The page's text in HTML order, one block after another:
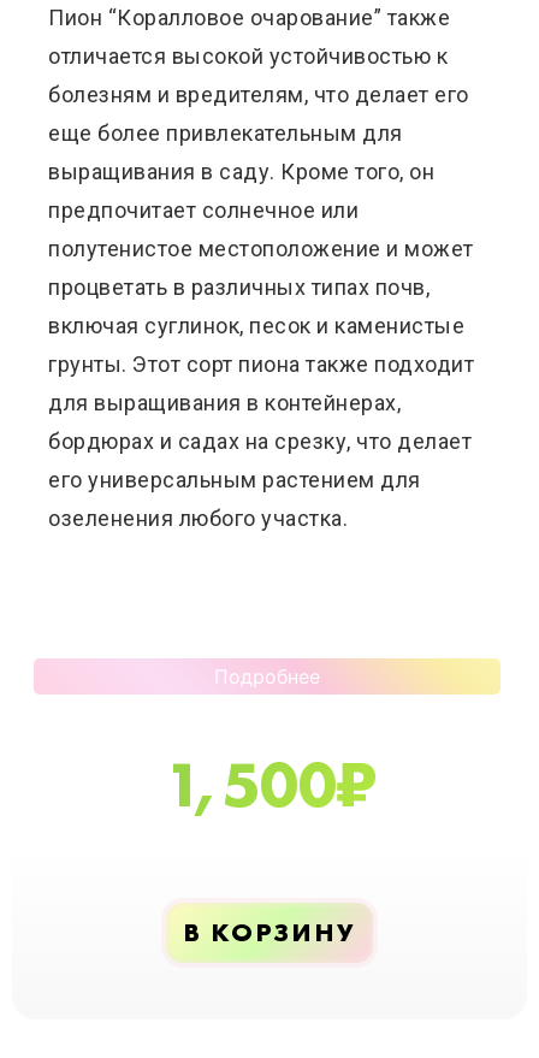
Пион “Коралловое очарование” также
отличается высокой устойчивостью к
болезням и вредителям, что делает его
еще более привлекательным для
выращивания в саду. Кроме того, он
предпочитает солнечное или
полутенистое местоположение и может
процветать в различных типах почв,
включая суглинок, песок и каменистые
грунты. Этот сорт пиона также подходит
для выращивания в контейнерах,
бордюрах и садах на срезку, что делает
его универсальным растением для
озеленения любого участка.
Подробнее
1,500₽
В КОРЗИНУ